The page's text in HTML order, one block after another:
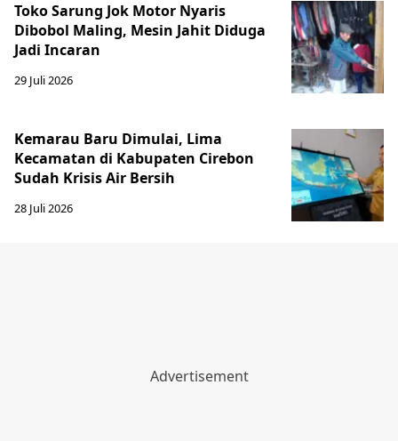
Toko Sarung Jok Motor Nyaris
Dibobol Maling, Mesin Jahit Diduga
Jadi Incaran
29 Juli 2026
Kemarau Baru Dimulai, Lima
Kecamatan di Kabupaten Cirebon
Sudah Krisis Air Bersih
28 Juli 2026